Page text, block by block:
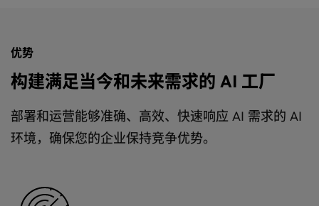
优势
构建满足当今和未来需求的 AI 工厂
部署和运营能够准确、高效、快速响应 AI 需求的 AI
环境，确保您的企业保持竞争优势。